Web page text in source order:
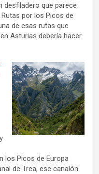
desfiladero que parece
por los Picos de
de esas rutas que
Asturias debería hacer
los Picos de Europa
de Trea, ese canalón